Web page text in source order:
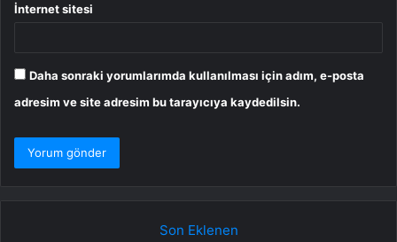
İnternet sitesi
Daha sonraki yorumlarımda kullanılması için adım, e-posta
adresim ve site adresim bu tarayıcıya kaydedilsin.
Son Eklenen